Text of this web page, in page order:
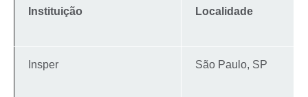
Instituição Localidade
Insper São Paulo, SP